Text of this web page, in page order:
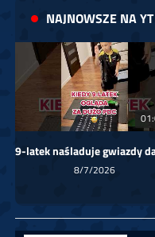
NAJNOWSZE NA YT
8/7/2026